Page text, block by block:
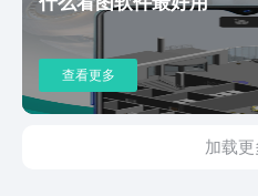
制，制图更
择对应的家
等家具的绘
提供距离测
图层管理：
看图、制图
型的云盘图
查看更多
加载更